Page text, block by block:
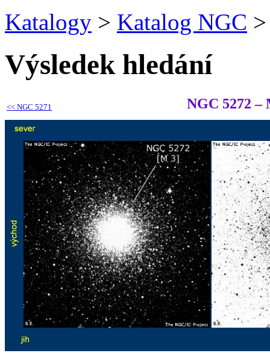
Katalogy > Katalog NGC >
Výsledek hledání
<< NGC 5271 NGC 5272 –